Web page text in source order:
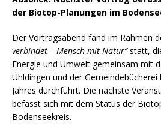
der Biotop-Planungen im
Der Vortragsabend fand im Rahmen
verbindet – Mensch mit Natur“statt,
Energie und Umwelt gemeinsam mit
Uhldingen und der
Jahres durchführt. Die nächste
befasst sich mit dem Status der
Bodenseekreis.